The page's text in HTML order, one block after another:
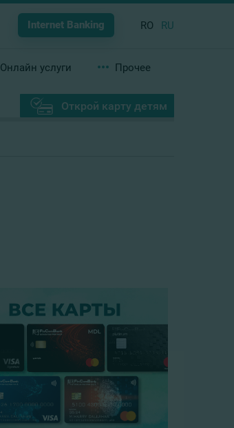
Internet Banking RO RU
Онлайн услуги Прочее
Открой карту детям